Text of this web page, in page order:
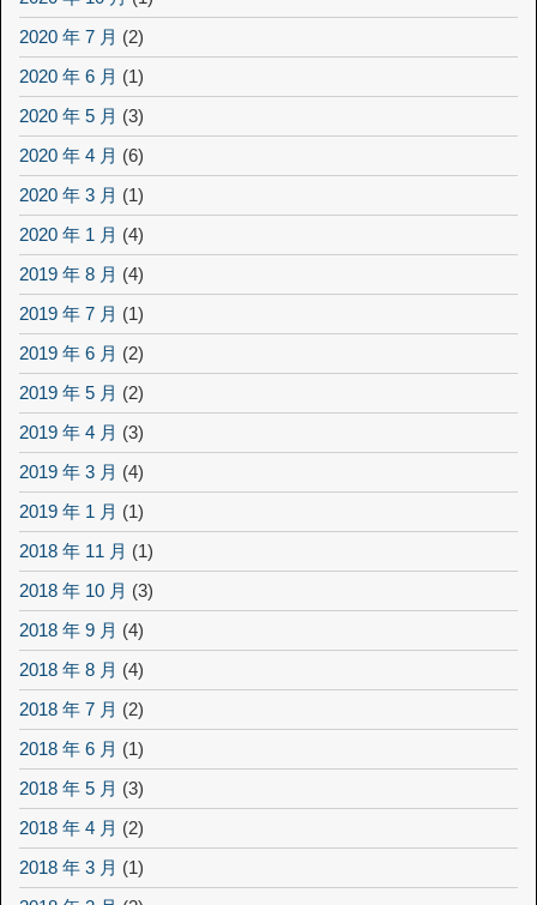
2020 年 7 月 (2)
2020 年 6 月 (1)
2020 年 5 月 (3)
2020 年 4 月 (6)
2020 年 3 月 (1)
2020 年 1 月 (4)
2019 年 8 月 (4)
2019 年 7 月 (1)
2019 年 6 月 (2)
2019 年 5 月 (2)
2019 年 4 月 (3)
2019 年 3 月 (4)
2019 年 1 月 (1)
2018 年 11 月 (1)
2018 年 10 月 (3)
2018 年 9 月 (4)
2018 年 8 月 (4)
2018 年 7 月 (2)
2018 年 6 月 (1)
2018 年 5 月 (3)
2018 年 4 月 (2)
2018 年 3 月 (1)